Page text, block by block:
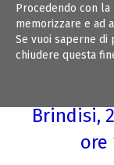
Procedendo con la
memorizzare e ad
Se vuoi saperne di
chiudere questa
Brindisi,
ore